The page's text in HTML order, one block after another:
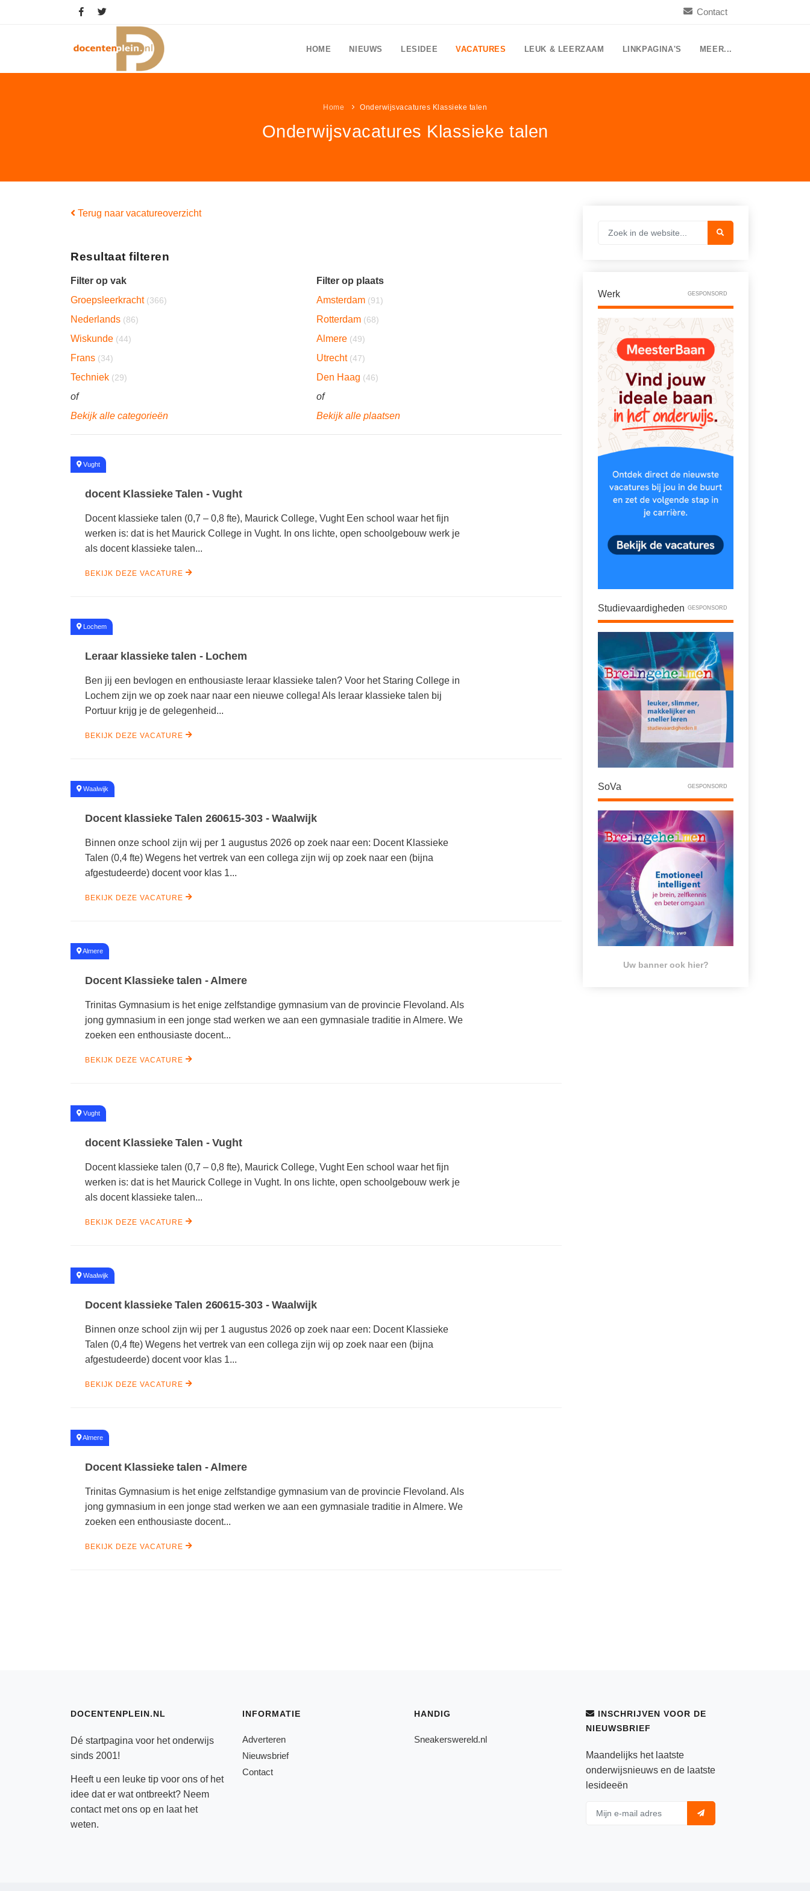
Contact
HOME NIEUWS LESIDEE VACATURES LEUK & LEERZAAM LINKPAGINA'S MEER...
Home Onderwijsvacatures Klassieke talen
Onderwijsvacatures Klassieke talen
Terug naar vacatureoverzicht
Resultaat filteren
Filter op vak
Groepsleerkracht (366)
Nederlands (86)
Wiskunde (44)
Frans (34)
Techniek (29)
of
Bekijk alle categorieën
Filter op plaats
Amsterdam (91)
Rotterdam (68)
Almere (49)
Utrecht (47)
Den Haag (46)
of
Bekijk alle plaatsen
Vught
docent Klassieke Talen - Vught
Docent klassieke talen (0,7 – 0,8 fte), Maurick College, Vught Een school waar het fijn
werken is: dat is het Maurick College in Vught. In ons lichte, open schoolgebouw werk je
als docent klassieke talen...
BEKIJK DEZE VACATURE
Lochem
Leraar klassieke talen - Lochem
Ben jij een bevlogen en enthousiaste leraar klassieke talen? Voor het Staring College in
Lochem zijn we op zoek naar naar een nieuwe collega! Als leraar klassieke talen bij
Portuur krijg je de gelegenheid...
BEKIJK DEZE VACATURE
Waalwijk
Docent klassieke Talen 260615-303 - Waalwijk
Binnen onze school zijn wij per 1 augustus 2026 op zoek naar een: Docent Klassieke
Talen (0,4 fte) Wegens het vertrek van een collega zijn wij op zoek naar een (bijna
afgestudeerde) docent voor klas 1...
BEKIJK DEZE VACATURE
Almere
Docent Klassieke talen - Almere
Trinitas Gymnasium is het enige zelfstandige gymnasium van de provincie Flevoland. Als
jong gymnasium in een jonge stad werken we aan een gymnasiale traditie in Almere. We
zoeken een enthousiaste docent...
BEKIJK DEZE VACATURE
Vught
docent Klassieke Talen - Vught
Docent klassieke talen (0,7 – 0,8 fte), Maurick College, Vught Een school waar het fijn
werken is: dat is het Maurick College in Vught. In ons lichte, open schoolgebouw werk je
als docent klassieke talen...
BEKIJK DEZE VACATURE
Waalwijk
Docent klassieke Talen 260615-303 - Waalwijk
Binnen onze school zijn wij per 1 augustus 2026 op zoek naar een: Docent Klassieke
Talen (0,4 fte) Wegens het vertrek van een collega zijn wij op zoek naar een (bijna
afgestudeerde) docent voor klas 1...
BEKIJK DEZE VACATURE
Almere
Docent Klassieke talen - Almere
Trinitas Gymnasium is het enige zelfstandige gymnasium van de provincie Flevoland. Als
jong gymnasium in een jonge stad werken we aan een gymnasiale traditie in Almere. We
zoeken een enthousiaste docent...
BEKIJK DEZE VACATURE
Werk GESPONSORD
Studievaardigheden GESPONSORD
SoVa GESPONSORD
Uw banner ook hier?
DOCENTENPLEIN.NL
Dé startpagina voor het onderwijs
sinds 2001!
Heeft u een leuke tip voor ons of het
idee dat er wat ontbreekt? Neem
contactmet ons op en laat het
weten.
INFORMATIE
Adverteren
Nieuwsbrief
Contact
HANDIG
Sneakerswereld.nl
INSCHRIJVEN VOOR DE
NIEUWSBRIEF
Maandelijks het laatste
onderwijsnieuws en de laatste
lesideeën